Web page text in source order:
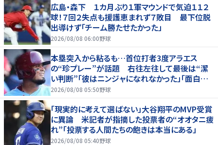
広島・森下 １カ月ぶり１軍マウンドで気迫１１２
球！７回２失点も援護恵まれず７敗目 最下位脱
出導けず「チーム勝たせたかった」
2026/08/08 06:00野球
本塁突入から粘るも…首位打者3度アラエス
の“珍プレー”が話題 右往左往して最後は“潔
い判断”「彼はニンジャになれなかった」「面白すぎ
る」
2026/08/08 05:50野球
「現実的に考えて選ばない」大谷翔平のMVP受賞
に異論 米記者が指摘した投票者の“オオタニ疲
れ”「投票する人間たちの飽きは本当にある」
2026/08/08 05:40野球